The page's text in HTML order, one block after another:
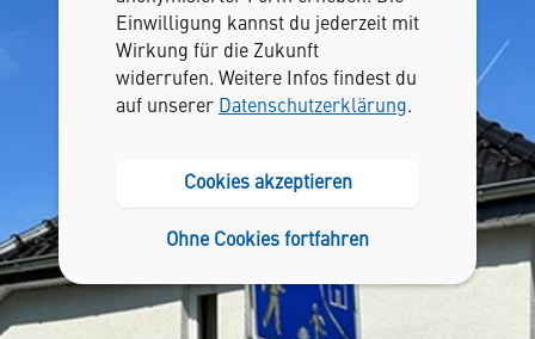
Einwilligung kannst du jederzeit mit
Wirkung für die Zukunft
widerrufen. Weitere Infos findest du
auf unserer Datenschutzerklärung.
Cookies akzeptieren
Ohne Cookies fortfahren